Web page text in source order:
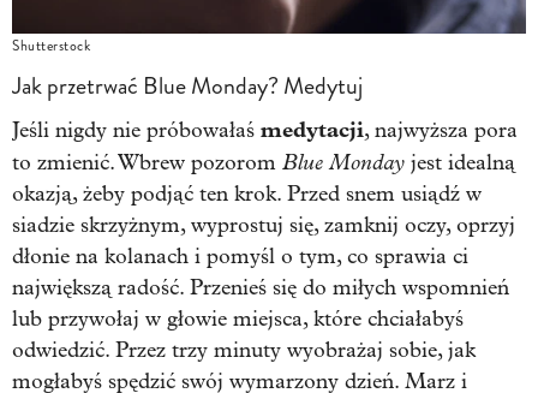
Shutterstock
Jak przetrwać Blue Monday? Medytuj
Jeśli nigdy nie próbowałaś medytacji, najwyższa pora
to zmienić. Wbrew pozorom Blue Monday jest idealną
okazją, żeby podjąć ten krok. Przed snem usiądź w
siadzie skrzyżnym, wyprostuj się, zamknij oczy, oprzyj
dłonie na kolanach i pomyśl o tym, co sprawia ci
największą radość. Przenieś się do miłych wspomnień
lub przywołaj w głowie miejsca, które chciałabyś
odwiedzić. Przez trzy minuty wyobrażaj sobie, jak
mogłabyś spędzić swój wymarzony dzień. Marz i